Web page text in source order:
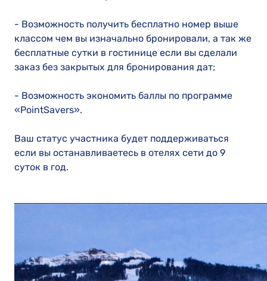
- Возможность получить бесплатно номер выше
классом чем вы изначально бронировали, а так же
бесплатные сутки в гостинице если вы сделали
заказ без закрытых для бронирования дат;
- Возможность экономить баллы по программе
«PointSavers».
Ваш статус участника будет поддерживаться
если вы останавливаетесь в отелях сети до 9
суток в год.